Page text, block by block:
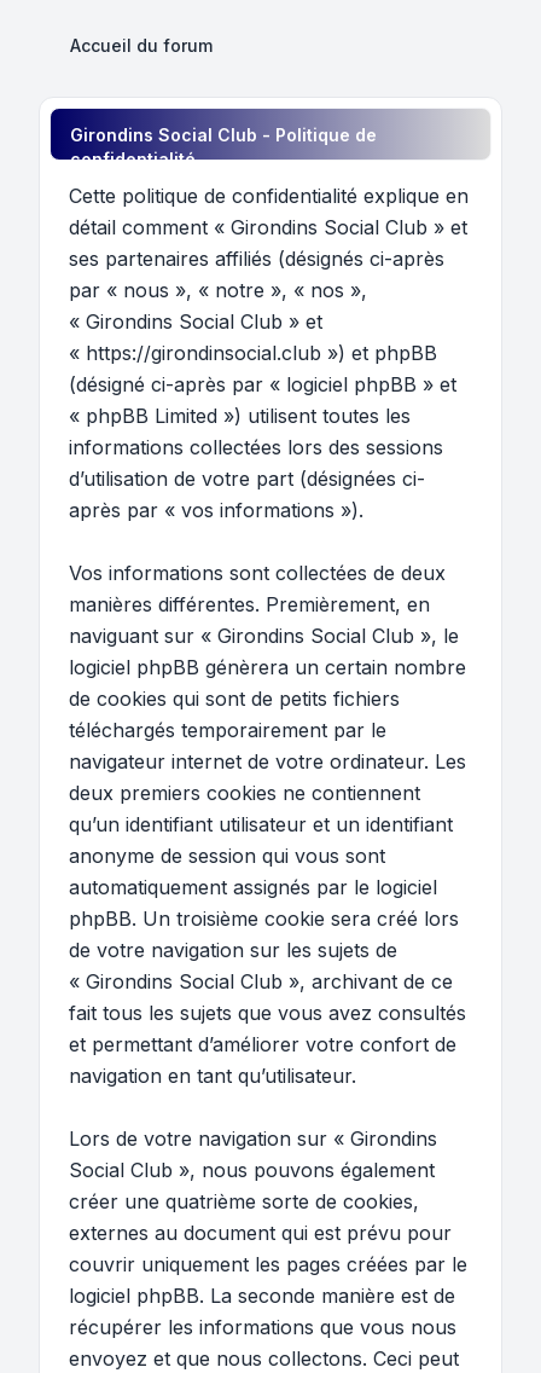
Accueil du forum
Girondins Social Club - Politique de
confidentialité
Cette politique de confidentialité explique en
détail comment « Girondins Social Club » et
ses partenaires affiliés (désignés ci-après
par « nous », « notre », « nos »,
« Girondins Social Club » et
« https://girondinsocial.club ») et phpBB
(désigné ci-après par « logiciel phpBB » et
« phpBB Limited ») utilisent toutes les
informations collectées lors des sessions
d’utilisation de votre part (désignées ci-
après par « vos informations »).
Vos informations sont collectées de deux
manières différentes. Premièrement, en
naviguant sur « Girondins Social Club », le
logiciel phpBB génèrera un certain nombre
de cookies qui sont de petits fichiers
téléchargés temporairement par le
navigateur internet de votre ordinateur. Les
deux premiers cookies ne contiennent
qu’un identifiant utilisateur et un identifiant
anonyme de session qui vous sont
automatiquement assignés par le logiciel
phpBB. Un troisième cookie sera créé lors
de votre navigation sur les sujets de
« Girondins Social Club », archivant de ce
fait tous les sujets que vous avez consultés
et permettant d’améliorer votre confort de
navigation en tant qu’utilisateur.
Lors de votre navigation sur « Girondins
Social Club », nous pouvons également
créer une quatrième sorte de cookies,
externes au document qui est prévu pour
couvrir uniquement les pages créées par le
logiciel phpBB. La seconde manière est de
récupérer les informations que vous nous
envoyez et que nous collectons. Ceci peut